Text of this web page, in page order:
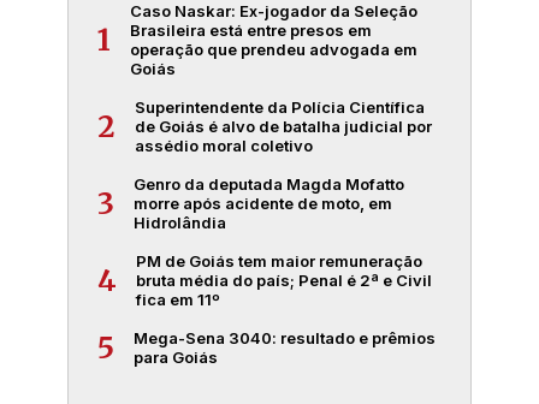
1
Caso Naskar: Ex-jogador da Seleção
Brasileira está entre presos em
operação que prendeu advogada em
Goiás
2
Superintendente da Polícia Científica
de Goiás é alvo de batalha judicial por
assédio moral coletivo
3
Genro da deputada Magda Mofatto
morre após acidente de moto, em
Hidrolândia
4
PM de Goiás tem maior remuneração
bruta média do país; Penal é 2ª e Civil
fica em 11º
5
Mega-Sena 3040: resultado e prêmios
para Goiás